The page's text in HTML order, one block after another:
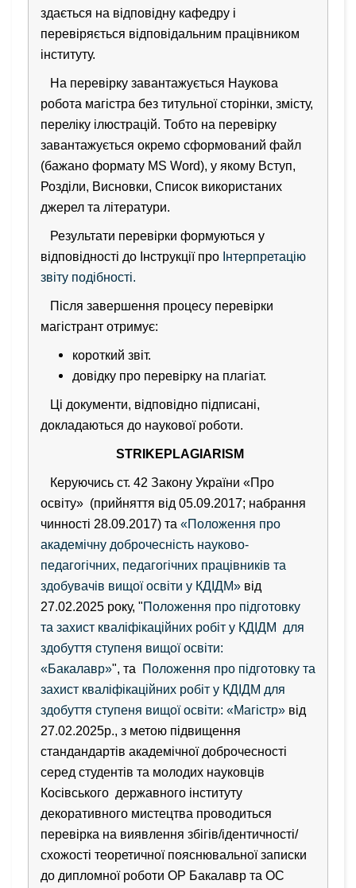
здається на відповідну кафедру і
перевіряється відповідальним працівником
інституту.
На перевірку завантажується Наукова
робота магістра без титульної сторінки, змісту,
переліку ілюстрацій. Тобто на перевірку
завантажується окремо сформований файл
(бажано формату MS Word), у якому Вступ,
Розділи, Висновки, Список використаних
джерел та літератури.
Результати перевірки формуються у
відповідності до Інструкції про Інтерпретацію
звіту подібності.
Після завершення процесу перевірки
магістрант отримує:
короткий звіт.
довідку про перевірку на плагіат.
Ці документи, відповідно підписані,
докладаються до наукової роботи.
STRIKEPLAGIARISM
Керуючись ст. 42 Закону України «Про
освіту» (прийняття від 05.09.2017; набрання
чинності 28.09.2017) та «Положення про
академічну доброчесність науково-
педагогічних, педагогічних працівників та
здобувачів вищої освіти у КДІДМ» від
27.02.2025 року, "Положення про підготовку
та захист кваліфікаційних робіт у КДІДМ для
здобуття ступеня вищої освіти:
«Бакалавр»", та
Положення про підготовку та
захист кваліфікаційних робіт у КДІДМ для
здобуття ступеня вищої освіти: «Магістр» від
27.02.2025р., з метою підвищення
стандандартів академічної доброчесності
серед студентів та молодих науковців
Косівського державного інституту
декоративного мистецтва проводиться
перевірка на виявлення збігів/ідентичності/
схожості теоретичної пояснювальної записки
до дипломної роботи ОР Бакалавр та ОС